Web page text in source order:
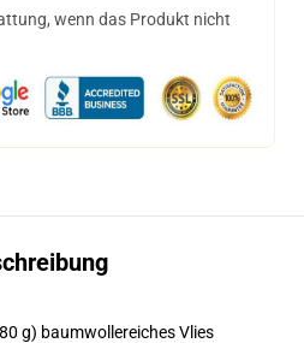
wenn das Produkt nicht
g) baumwollereiches Vlies